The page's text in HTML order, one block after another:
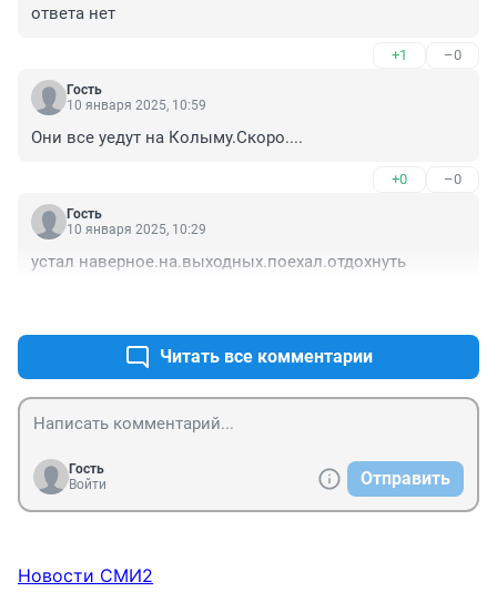
ответа нет
+1 –0
Гость
10 января 2025, 10:59
Они все уедут на Колыму.Скоро....
+0 –0
Гость
10 января 2025, 10:29
устал наверное.на.выходных.поехал.отдохнуть
Читать все комментарии
Гость
Войти
Отправить
Новости СМИ2